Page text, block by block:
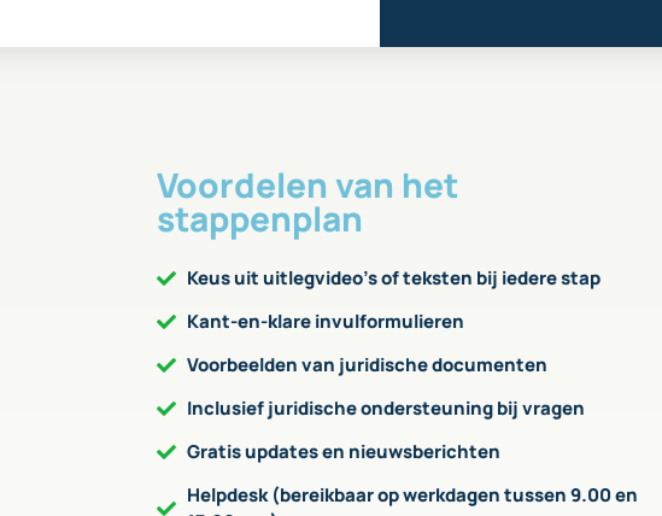
Voordelen van het
stappenplan
Keus uit uitlegvideo’s of teksten bij iedere stap
Kant-en-klare invulformulieren
Voorbeelden van juridische documenten
Inclusief juridische ondersteuning bij vragen
Gratis updates en nieuwsberichten
Helpdesk (bereikbaar op werkdagen tussen 9.00 en